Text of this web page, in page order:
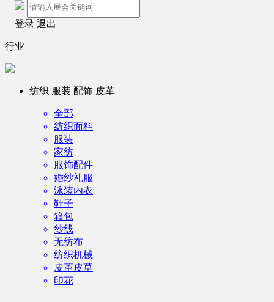
登录 退出
行业
纺织 服装 配饰 皮革
全部
纺织面料
服装
家纺
服饰配件
婚纱礼服
泳装内衣
鞋子
箱包
纱线
无纺布
纺织机械
皮革皮草
印花